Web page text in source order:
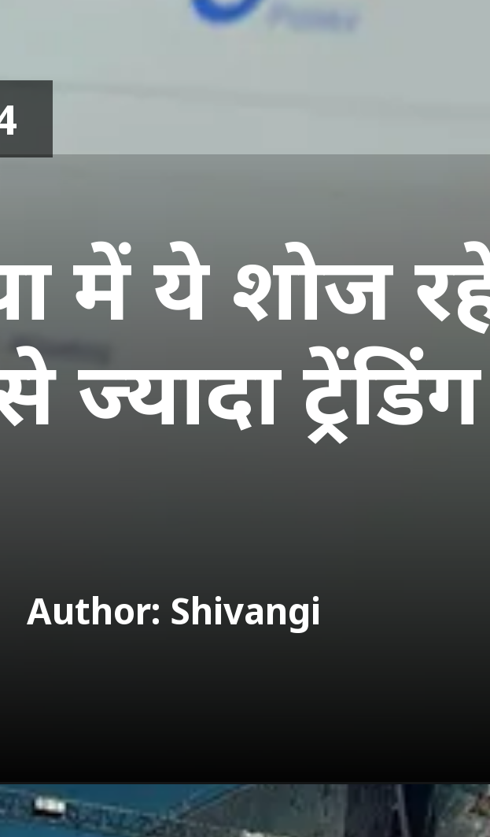
में ये शोज
ट्रेंडिंग
Author: Shivangi